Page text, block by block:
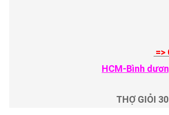
=>
HCM-Bình
THỢ GIỎI